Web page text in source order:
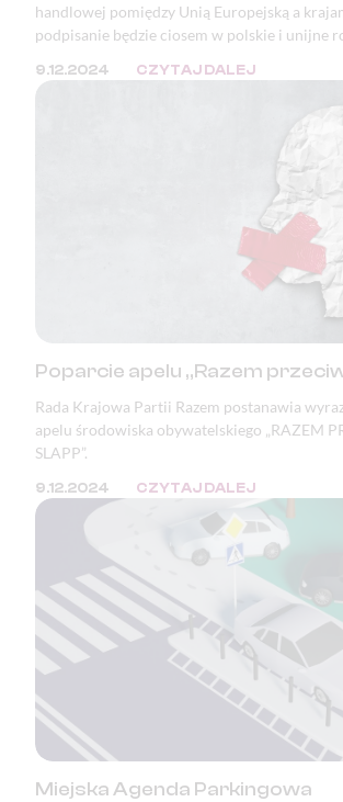
handlowej pomiędzy Unią Europejską a
podpisanie będzie ciosem w polskie i unijne
względem ekologicznym, klimatycznym i
9.12.2024 CZYTAJ DALEJ
Poparcie apelu „Razem
Rada Krajowa Partii Razem postanawia
apelu środowiska obywatelskiego „RAZEM
SLAPP”.
9.12.2024 CZYTAJ DALEJ
Miejska Agenda Parkingowa